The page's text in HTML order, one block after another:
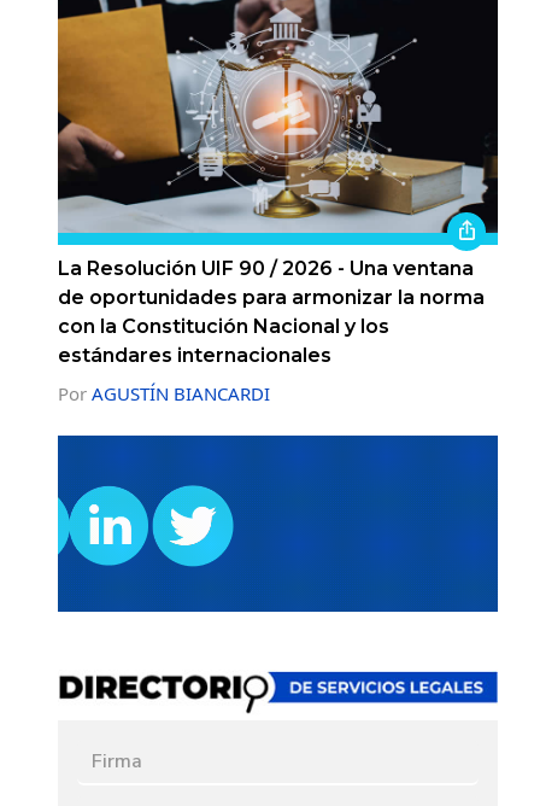
La Resolución UIF 90 / 2026 - Una ventana
de oportunidades para armonizar la norma
con la Constitución Nacional y los
estándares internacionales
Por AGUSTÍN BIANCARDI